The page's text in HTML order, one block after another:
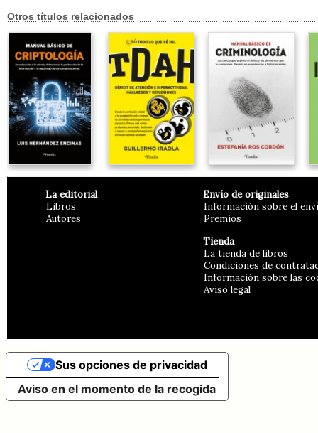
Otros títulos relacionados
La editorial
Libros
Autores
Envío de originales
Información sobre el
Premios
Tienda
La tienda de libros
Condiciones de
Información sobre las
Aviso legal
Aviso en el momento de la recogida
Sus opciones de privacidad